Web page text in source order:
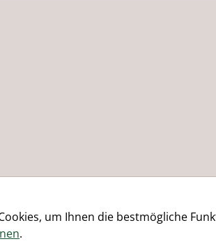
um Ihnen die bestmögliche
.